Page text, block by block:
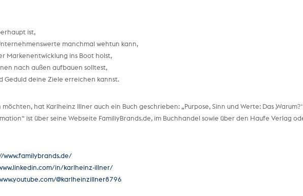
ist,
manchmal wehtun kann,
Markenentwicklung ins Boot holst,
nach außen aufbauen solltest,
Geduld deine Ziele erreichen kannst.
hat Karlheinz Illner auch ein Buch geschrieben: „Purpose, Sinn und Werte: Das
ist über seine Webseite FamiliyBrands.de, im Buchhandel sowie über den Haufe Verlag
www.familybrands.de/
in/karlheinz-illner/
@karlheinzillner8796